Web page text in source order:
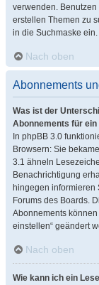
verwenden.
erstellen Themen zu
in die Suchmaske ein.
Nach oben
Abonnements
Was ist der
Abonnements für
In phpBB 3.0
Browsern: Sie
3.1 ähneln
Benachrichtigung
hingegen informieren
Forums des Boards.
Abonnements
einstellen“ geändert
Nach oben
Wie kann ich ein